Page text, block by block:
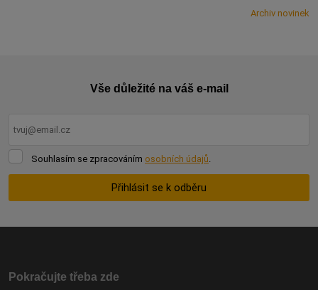
Archiv novinek
Vše důležité na váš e-mail
Souhlasím
Souhlasím se zpracováním osobních údajů.
Přihlásit se k odběru
odeslat.
Pokračujte třeba zde